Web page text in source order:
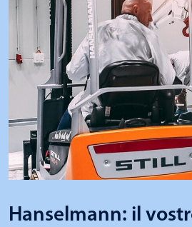
Hanselmann: il